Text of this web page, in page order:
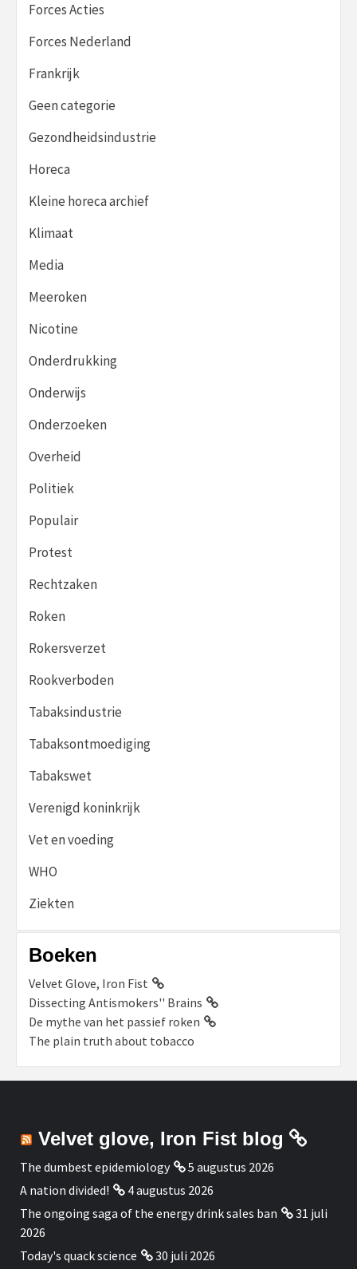
Forces Acties
Forces Nederland
Frankrijk
Geen categorie
Gezondheidsindustrie
Horeca
Kleine horeca archief
Klimaat
Media
Meeroken
Nicotine
Onderdrukking
Onderwijs
Onderzoeken
Overheid
Politiek
Populair
Protest
Rechtzaken
Roken
Rokersverzet
Rookverboden
Tabaksindustrie
Tabaksontmoediging
Tabakswet
Verenigd koninkrijk
Vet en voeding
WHO
Ziekten
Boeken
Velvet Glove, Iron Fist
Dissecting Antismokers'' Brains
De mythe van het passief roken
The plain truth about tobacco
Velvet glove, Iron Fist blog
The dumbest epidemiology
5 augustus 2026
A nation divided!
4 augustus 2026
The ongoing saga of the energy drink sales ban
31 juli
2026
Today's quack science
30 juli 2026